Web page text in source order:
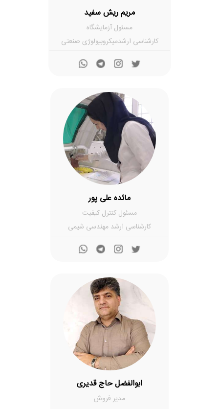
مریم ریش سفید
مسئول آزمایشگاه
کارشناسی ارشدمیکروبیولوژی صنعتی
مائده علی پور
مسئول کنترل کیفیت
کارشناسی ارشد مهندسی شیمی
ابوالفضل حاج قدیری
مدیر فروش